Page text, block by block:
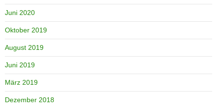
Juni 2020
Oktober 2019
August 2019
Juni 2019
März 2019
Dezember 2018